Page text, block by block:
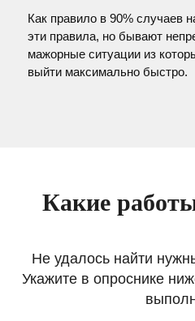
Как правило в 90% случаев
эти правила, но бывают
мажорные ситуации из
выйти максимально быстро.
Какие
Не удалось найти
Укажите в опроснике